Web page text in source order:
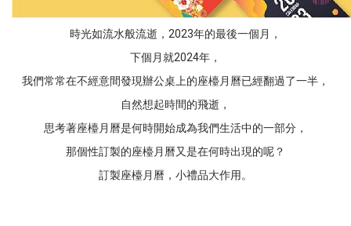
時光如流水般流逝，2023年的最後一個月，
下個月就2024年，
我們常常在不經意間發現辦公桌上的座檯月曆已經翻過了一半，
自然想起時間的飛逝，
思考著座檯月曆是何時開始成為我們生活中的一部分，
那個性訂製的座檯月曆又是在何時出現的呢？
訂製座檯月曆，小禮品大作用。